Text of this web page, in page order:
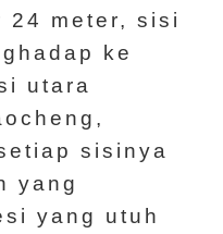
24 meter, sisi
ke
utara
sisinya
yang
yang utuh